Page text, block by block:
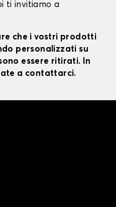
ti invitiamo a
che i vostri prodotti
personalizzati su
essere ritirati. In
a contattarci.